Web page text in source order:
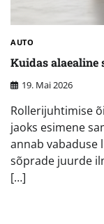
AUTO
Kuidas alaealine
19. Mai 2026
Rollerijuhtimise
jaoks esimene
annab vabaduse
sõprade juurde
[…]